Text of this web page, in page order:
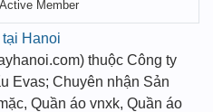
Active Member
Hanoi
thuộc Công ty
Evas; Chuyên nhận Sản
Quần áo vnxk, Quần áo